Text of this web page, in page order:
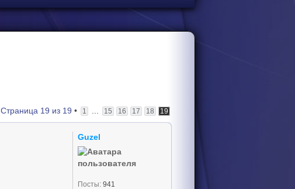
Страница 19 из 19 • 1 ... 15 16 17 18 19
Guzel
Посты: 941